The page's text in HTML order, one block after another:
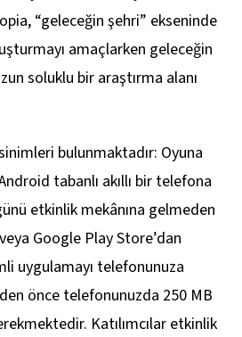
, “geleceğin şehri” ekseninde
amaçlarken geleceğin
soluklu bir araştırma alanı
bulunmaktadır: Oyuna
tabanlı akıllı bir telefona
etkinlik mekânına gelmeden
Google Play Store’dan
uygulamayı telefonunuza
önce telefonunuzda 250 MB
Katılımcılar etkinlik